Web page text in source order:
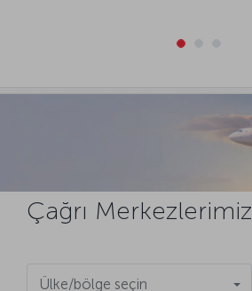
Çağrı Merkezlerimiz
Ülke/bölge seçin